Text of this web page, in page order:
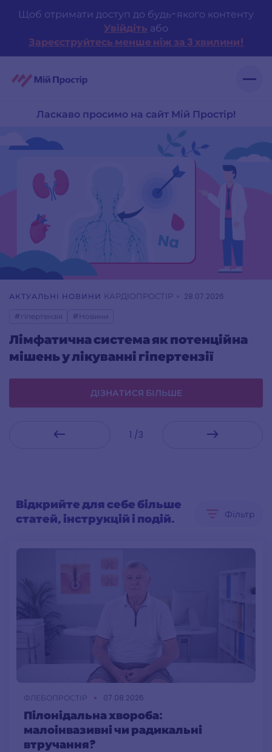
Щоб отримати доступ до будь-якого контенту
Увійдіть або
Зареєструйтесь менше ніж за 3 хвилини!
Ласкаво просимо на сайт Мій Простір!
АКТУАЛЬНІ НОВИНИ КАРДІОПРОСТІР
28.07.2026
#гіпертензія
#Новини
Лімфатична система як потенційна
мішень у лікуванні гіпертензії
ДІЗНАТИСЯ БІЛЬШЕ
1 /3
Відкрийте для себе більше
статей, інструкцій і подій.
Фільтр
ФЛЕБОПРОСТІР 07.08.2026
Пілонідальна хвороба:
малоінвазивні чи радикальні
втручання?